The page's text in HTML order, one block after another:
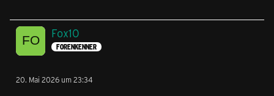
Fox10
FORENKENNER
20. Mai 2026 um 23:34